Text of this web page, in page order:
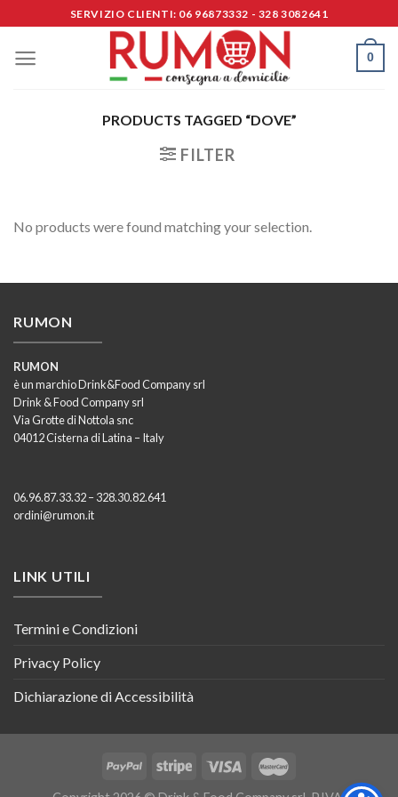
to
content
SERVIZIO CLIENTI: 06 96873332 - 328 3082641
0
PRODUCTS TAGGED “DOVE”
FILTER
No products were found matching your selection.
RUMON
RUMON
è un marchio Drink&Food Company srl
Drink & Food Company srl
Via Grotte di Nottola snc
04012 Cisterna di Latina – Italy
06.96.87.33.32 – 328.30.82.641
ordini@rumon.it
LINK UTILI
Termini e Condizioni
Privacy Policy
Dichiarazione di Accessibilità